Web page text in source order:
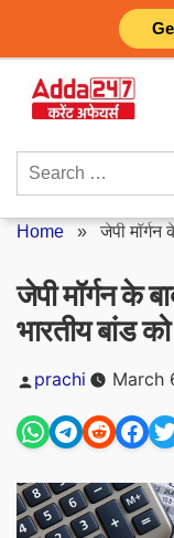
content
Search
Home »जेपी मॉर्गन
जेपी मॉर्गन के
भारतीय बांड
Posted
by
prachi March